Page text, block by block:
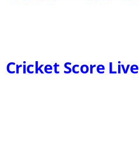
Cricket Score Live